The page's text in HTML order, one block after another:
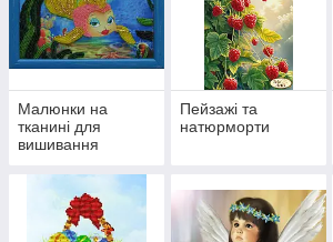
Малюнки на
тканині для
вишивання
картинки
Пейзажі та
натюрморти